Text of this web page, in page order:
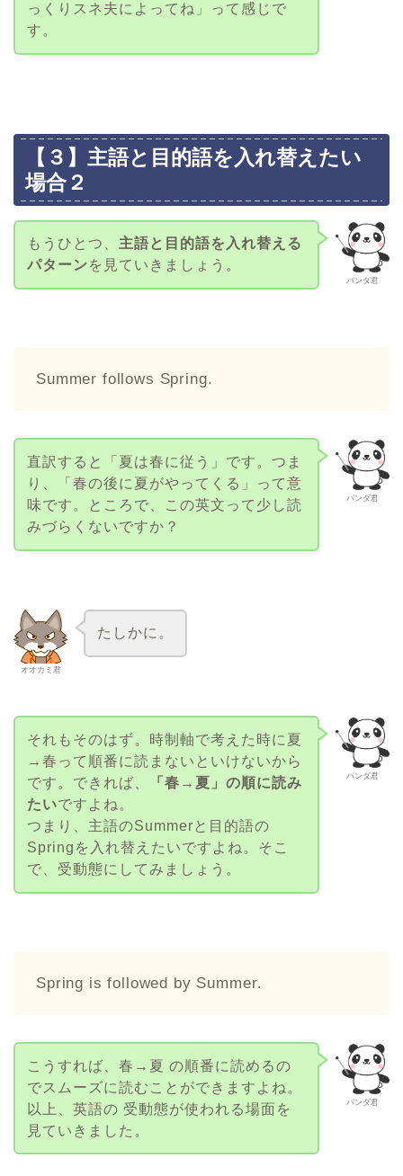
っくりスネ夫によってね」って感じで
す。
【３】主語と目的語を入れ替えたい
場合２
パンダ君
もうひとつ、 主語と目的語を入れ替える
パターン を見ていきましょう。
Summer follows Spring.
パンダ君
直訳すると「夏は春に従う」です。つま
り、「春の後に夏がやってくる」って意
味です。ところで、この英文って少し読
みづらくないですか？
オオカミ君
たしかに。
パンダ君
それもそのはず。時制軸で考えた時に夏
→春って順番に読まないといけないから
です。できれば、
「春→夏」の順に読み
たいですよね。
つまり、主語のSummerと目的語の
Springを入れ替えたいですよね。そこ
で、受動態にしてみましょう。
Spring is followed by Summer.
パンダ君
こうすれば、春→夏 の順番に読めるの
でスムーズに読むことができますよね。
以上、英語の 受動態が使われる場面を
見ていきました。